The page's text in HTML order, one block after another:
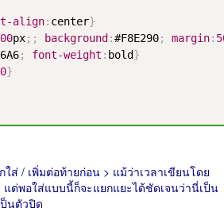
align: center}
px; ; background :#F8E290; margin:
; font-weight : bold}
}
ส่ / เพิ่มต่อท้ายก่อน > แม้ว่าเวลาเขียนโดย
แต่พอใส่แบบนี้ก็จะแยกแยะได้ชัดเจนว่านี่เป็น
นตัวปิด